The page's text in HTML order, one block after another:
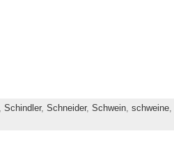
Schindler, Schneider, Schwein, schweine,